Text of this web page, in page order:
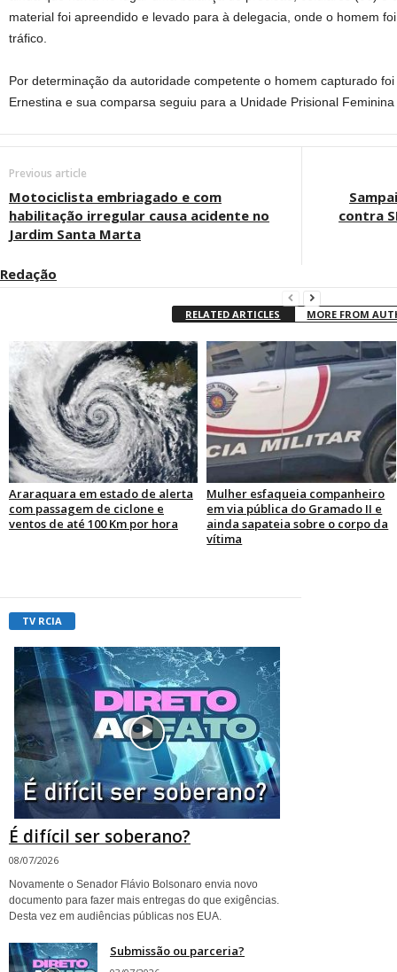
material foi apreendido e levado para à delegacia, onde o homem
tráfico.
Por determinação da autoridade competente o homem capturado
Ernestina e sua comparsa seguiu para a Unidade Prisional
Previous article
Motociclista embriagado e com
habilitação irregular causa acidente no
Jardim Santa Marta
contra
Redação
RELATED ARTICLES MORE FROM
Araraquara em estado de alerta
com passagem de ciclone e
ventos de até 100 Km por hora
Mulher esfaqueia companheiro
em via pública do Gramado II e
ainda sapateia sobre o corpo da
vítima
TV RCIA
É difícil ser soberano?
08/07/2026
Novamente o Senador Flávio Bolsonaro envia novo
documento para fazer mais entregas do que exigências.
Desta vez em audiências públicas nos EUA.
Submissão ou parceria?